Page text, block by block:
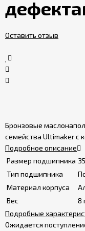
Политика
конфиденциальности
Оставить отзыв
Бронзовые
семейства Ultimaker с
Подробное описание
Размер подшипника
Тип подшипника
Материал корпуса
Вес
8
Подробные
Ожидается